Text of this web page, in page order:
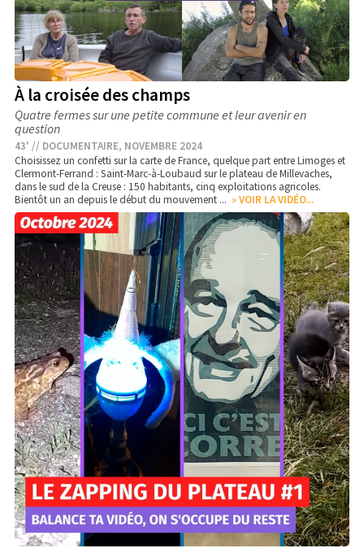
À la croisée des champs
Quatre fermes sur une petite commune et leur avenir en
question
43' // DOCUMENTAIRE, NOVEMBRE 2024
Choisissez un confetti sur la carte de France, quelque part entre Limoges et
Clermont-Ferrand : Saint-Marc-à-Loubaud sur le plateau de Millevaches,
dans le sud de la Creuse : 150 habitants, cinq exploitations agricoles.
Bientôt un an depuis le début du mouvement ... » VOIR LA VIDÉO...